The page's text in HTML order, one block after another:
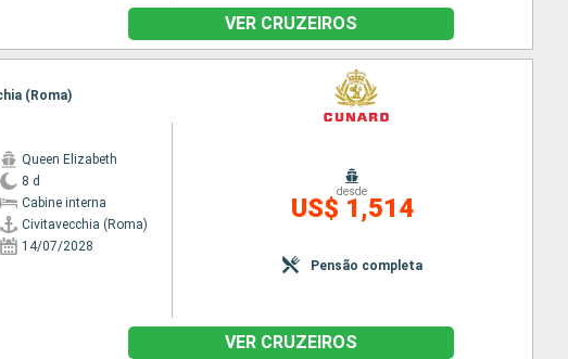
VER CRUZEIROS
(Roma)
Queen Elizabeth
8 d
Cabine interna
Civitavecchia (Roma)
14/07/2028
desde
US$ 1,514
Pensão completa
VER CRUZEIROS